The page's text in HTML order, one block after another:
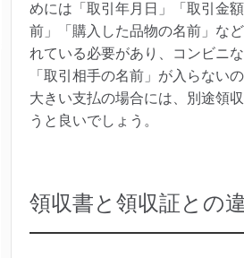
めには「取引年月日」「取引金
前」「購入した品物の名前」な
れている必要があり、コンビニ
「取引相手の名前」が入らない
大きい支払の場合には、別途領
うと良いでしょう。
領収書と領収証との